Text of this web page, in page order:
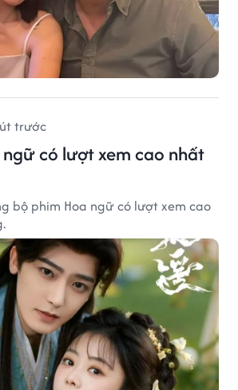
trước
có lượt xem cao nhất
bộ phim Hoa ngữ có lượt xem cao